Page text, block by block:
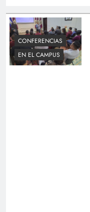
CONFERENCIAS
EN EL CAMPUS